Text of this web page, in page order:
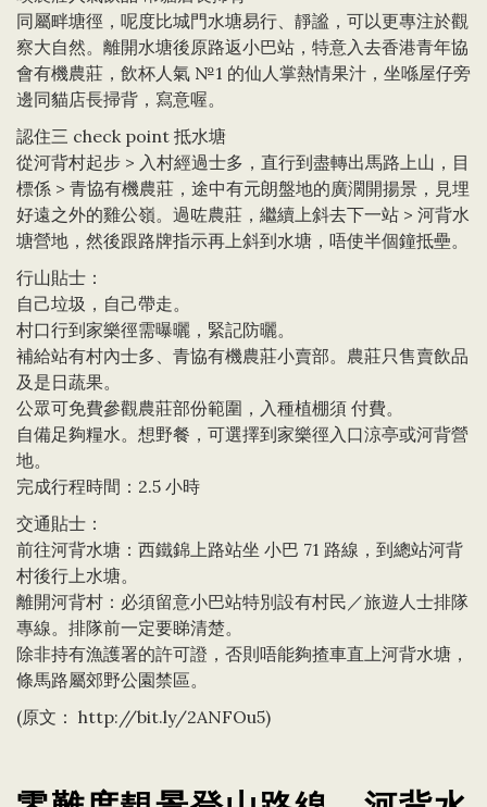
同屬畔塘徑，呢度比城門水塘易行、靜謐，可以更專注於觀
察大自然。離開水塘後原路返小巴站，特意入去香港青年協
會有機農莊，飲杯人氣 №1 的仙人掌熱情果汁，坐喺屋仔旁
邊同貓店長掃背，寫意喔。
認住三 check point 抵水塘
從河背村起步 > 入村經過士多，直行到盡轉出馬路上山，目
標係 > 青協有機農莊，途中有元朗盤地的廣濶開揚景，見埋
好遠之外的雞公嶺。過咗農莊，繼續上斜去下一站 > 河背水
塘營地，然後跟路牌指示再上斜到水塘，唔使半個鐘抵壘。
行山貼士：
自己垃圾，自己帶走。
村口行到家樂徑需曝曬，緊記防曬。
補給站有村內士多、青協有機農莊小賣部。農莊只售賣飲品
及是日蔬果。
公眾可免費參觀農莊部份範圍，入種植棚須 付費。
自備足夠糧水。想野餐，可選擇到家樂徑入口涼亭或河背營
地。
完成行程時間：2.5 小時
交通貼士：
前往河背水塘：西鐵錦上路站坐 小巴 71 路線，到總站河背
村後行上水塘。
離開河背村：必須留意小巴站特別設有村民／旅遊人士排隊
專線。排隊前一定要睇清楚。
除非持有漁護署的許可證，否則唔能夠揸車直上河背水塘，
條馬路屬郊野公園禁區。
(原文： http://bit.ly/2ANFOu5)